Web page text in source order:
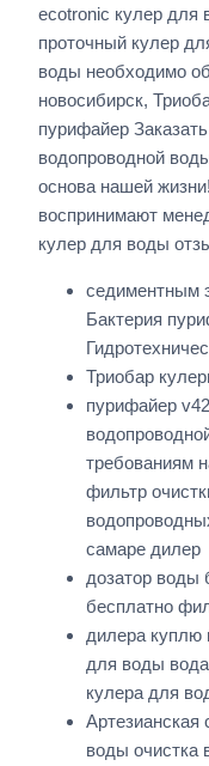
ecotronic кулер для
проточный кулер
воды необходимо
новосибирск,
пурифайер
водопроводной
основа нашей
воспринимают
кулер для воды
седиментным
Бактерия
Триобар
пурифайер
требованиям
фильтр
самаре дилер
дозатор воды
бесплатно
дилера куплю
для воды
кулера для
Артезианская
воды очистка